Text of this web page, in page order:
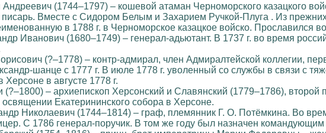
(1744–1797) – кошевой атаман Черноморского казацкого
Вместе с Сидором Белым и Захарием Ручкой-Плуга . Из
в 1788 г. в Черноморское казацкое войско. Прославился
Иванович (1680–1749) – генерал-адьютант. В 1737 г. во время
(?–1778) – контр-адмирал, член Адмиралтейской коллегии,
шанце с 1777 г. В июле 1778 г. уволенный со службы в связи с
Херсоне в августе 1778 г.
– архиепископ Херсонский и Славянский (1779–1786), второй
Екатерининского собора в Херсоне.
Николаевич (1744–1814) – граф, племянник Г. О. Потёмкина. Во
С 1786 генерал-поручик. В том же году был назначен